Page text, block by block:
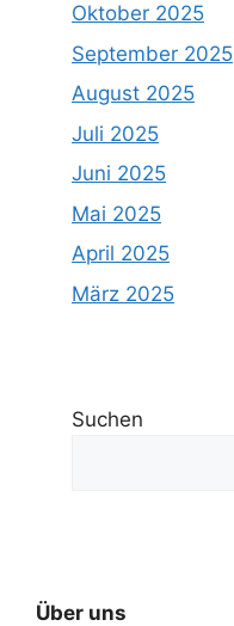
Oktober 2025
September 2025
August 2025
Juli 2025
Juni 2025
Mai 2025
April 2025
März 2025
Suchen
Über uns